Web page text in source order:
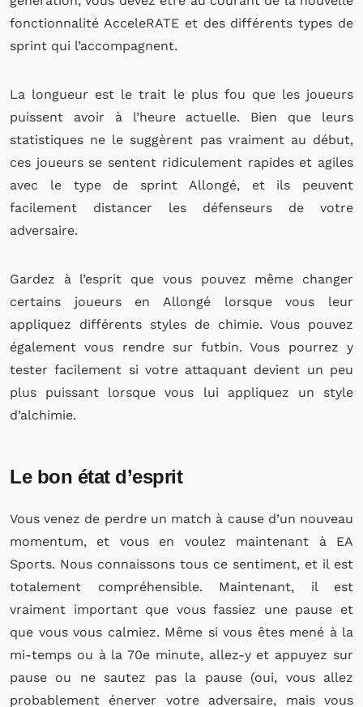
fonctionnalité AcceleRATE et des différents types de
sprint qui l’accompagnent.
La longueur est le trait le plus fou que les joueurs
puissent avoir à l’heure actuelle. Bien que leurs
statistiques ne le suggèrent pas vraiment au début,
ces joueurs se sentent ridiculement rapides et agiles
avec le type de sprint Allongé, et ils peuvent
facilement distancer les défenseurs de votre
adversaire.
Gardez à l’esprit que vous pouvez même changer
certains joueurs en Allongé lorsque vous leur
appliquez différents styles de chimie. Vous pouvez
également vous rendre sur futbin. Vous pourrez y
tester facilement si votre attaquant devient un peu
plus puissant lorsque vous lui appliquez un style
d’alchimie.
Le bon état d’esprit
Vous venez de perdre un match à cause d’un nouveau
momentum, et vous en voulez maintenant à EA
Sports. Nous connaissons tous ce sentiment, et il est
totalement compréhensible. Maintenant, il est
vraiment important que vous fassiez une pause et
que vous vous calmiez. Même si vous êtes mené à la
mi-temps ou à la 70e minute, allez-y et appuyez sur
pause ou ne sautez pas la pause (oui, vous allez
probablement énerver votre adversaire, mais vous